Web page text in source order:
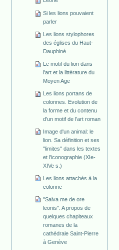
Si les lions pouvaient
parler
Les lions stylophores
des églises du Haut-
Dauphiné
Le motif du lion dans
l'art et la littérature du
Moyen Age
Les lions portans de
colonnes. Evolution de
la forme et du contenu
d'un motif de l'art roman
Image d'un animal: le
lion. Sa définition et ses
"limites" dans les textes
et l'iconographie (XIe-
XIVe s.)
Les lions attachés à la
colonne
"Salva me de ore
leonis". A propos de
quelques chapiteaux
romanes de la
cathédrale Saint-Pierre
à Genève